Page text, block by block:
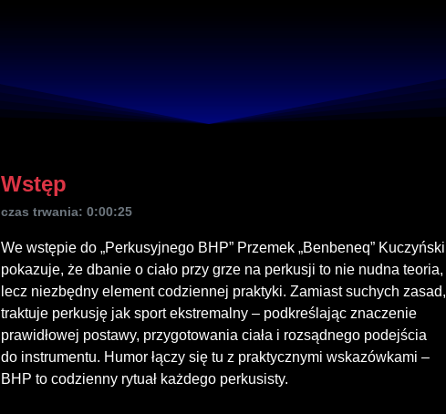
Wstęp
czas trwania: 0:00:25
We wstępie do „Perkusyjnego BHP” Przemek „Benbeneq” Kuczyński
pokazuje, że dbanie o ciało przy grze na perkusji to nie nudna teoria,
lecz niezbędny element codziennej praktyki. Zamiast suchych zasad,
traktuje perkusję jak sport ekstremalny – podkreślając znaczenie
prawidłowej postawy, przygotowania ciała i rozsądnego podejścia
do instrumentu. Humor łączy się tu z praktycznymi wskazówkami –
BHP to codzienny rytuał każdego perkusisty.